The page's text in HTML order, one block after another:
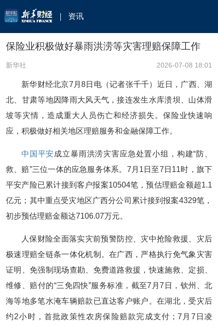
资讯
保险业积极做好暴雨洪涝等灾害理赔保障工作
新华社 2026-07-08 18:01
新华财经北京7月8日电（记者张千千）近日，广西、湖
北、甘肃等地因降雨大风天气，接连发生水库溃坝、山体滑
坡等灾情，造成重大人员伤亡和经济损失。保险业快速响
应，积极做好相关地区理赔服务和金融保障工作。
中国平安成立暴雨洪涝灾害应急处置小组，构建“防、
救、赔”三位一体的应急服务体系。7月1日至7日11时，旗下
平安产险已累计接到客户报案10504笔，预估理赔金额超1.1
亿元；其中重点受灾地区广西分公司累计接到报案4329笔，
初步预估理赔金额达7106.07万元。
人保财险全面落实灾前预警防控、灾中抢险救援、灾后
极速理赔全链条一体化机制。在广西，严格执行免气象灾害
证明、免强制现场查勘、免费道路救援，快速施救、定损、
维修、赔付的“三免四快”服务标准，截至7月7日，钦州、北
海等地多笔水淹车辆赔款已直达客户账户。在湖北，受灾后
约2小时，首批政策性农房保险赔款完成支付；7月7日凌